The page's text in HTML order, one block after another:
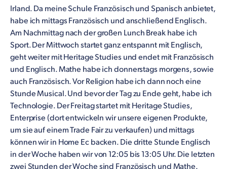
Irland. Da meine Schule Französisch und Spanisch anbietet,
habe ich mittags Französisch und anschließend Englisch.
Am Nachmittag nach der großen Lunch Break habe ich
Sport. Der Mittwoch startet ganz entspannt mit Englisch,
geht weiter mit Heritage Studies und endet mit Französisch
und Englisch. Mathe habe ich donnerstags morgens, sowie
auch Französisch. Vor Religion habe ich dann noch eine
Stunde Musical. Und bevor der Tag zu Ende geht, habe ich
Technologie. Der Freitag startet mit Heritage Studies,
Enterprise (dort entwickeln wir unsere eigenen Produkte,
um sie auf einem Trade Fair zu verkaufen) und mittags
können wir in Home Ec backen. Die dritte Stunde Englisch
in der Woche haben wir von 12:05 bis 13:05 Uhr. Die letzten
zwei Stunden der Woche sind Französisch und Mathe.